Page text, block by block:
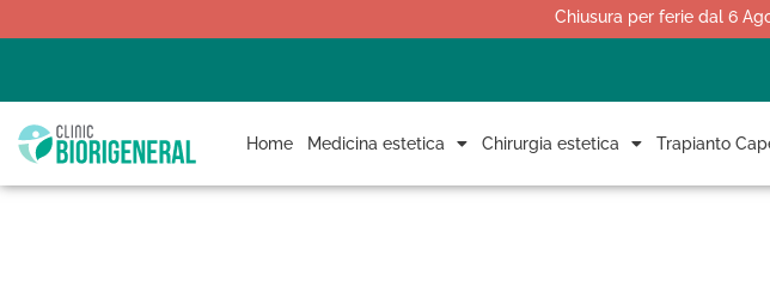
Chiusura per ferie dal 6
Home Medicina estetica Chirurgia estetica Trapianto